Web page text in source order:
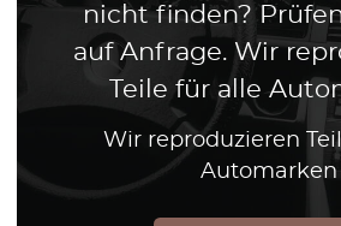
nicht finden?
auf Anfrage. Wir
Teile für alle
Wir reproduzieren
Automarken